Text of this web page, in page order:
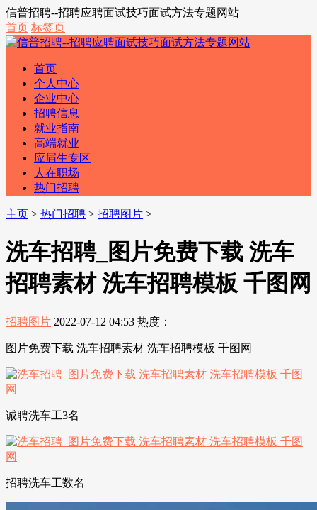
信普招聘--招聘应聘面试技巧面试方法专题网站
首页 标签页
首页
个人中心
企业中心
招聘信息
就业指南
高端就业
应届生专区
人在职场
热门招聘
主页 > 热门招聘 > 招聘图片 >
洗车招聘_图片免费下载 洗车
招聘素材 洗车招聘模板 千图网
招聘图片 2022-07-12 04:53 热度：
图片免费下载 洗车招聘素材 洗车招聘模板 千图网
诚聘洗车工3名
招聘洗车工数名